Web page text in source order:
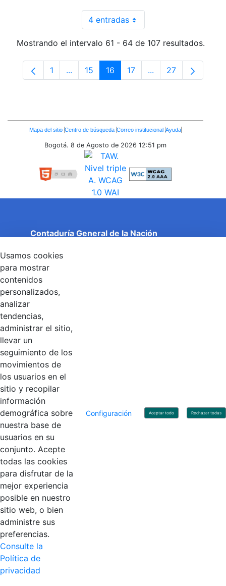
4 entradasPor página
Mostrando el intervalo 61 - 64 de 107 resultados.
Página
1 ...Páginas intermedias Use TAB para
Página
15 Página
16 Página
17 ...PáginasPágina
27
Enlaces
Inferiores
Mapa del sitio Centro de búsqueda Correo institucional Ayuda
Bogotá. 8 de Agosto de 2026 12:51 pm
Contaduría General de la Nación
Entidad adscrita al Ministerio de Hacienda y Crédito
Público
Torre 1 (Aire) - Piso 15, Bogotá D.C., Colombia
Código Postal: 111071
Linkedin
Contacto
Línea de servicio al ciudadano: +57(601) 492 64 00
Correo Institucional:
Correo de notificaciones judiciales:
notificacionjudicial@contaduria.gov.co
Correo de Asuntos disciplinarios:
asuntosdisciplinarios@contaduria.gov.co
Línea Anticorrupción: +57(601) 492 64 00 Ext. 4
Política de privacidad y protección de datos personales
Política de derechos de autor
Términos y condiciones de uso
© Copyright 2026 - Todos los derechos reservados
Gobierno de Colombia
Usamos cookies
para mostrar
contenidos
personalizados,
analizar
tendencias,
administrar el sitio,
llevar un
seguimiento de los
movimientos de
los usuarios en el
sitio y recopilar
información
demográfica sobre
nuestra base de
usuarios en su
conjunto. Acepte
todas las cookies
para disfrutar de la
mejor experiencia
posible en nuestro
sitio web, o bien
administre sus
preferencias.
Consulte la
Política de
privacidad
Configuración Aceptar todo Rechazar todas